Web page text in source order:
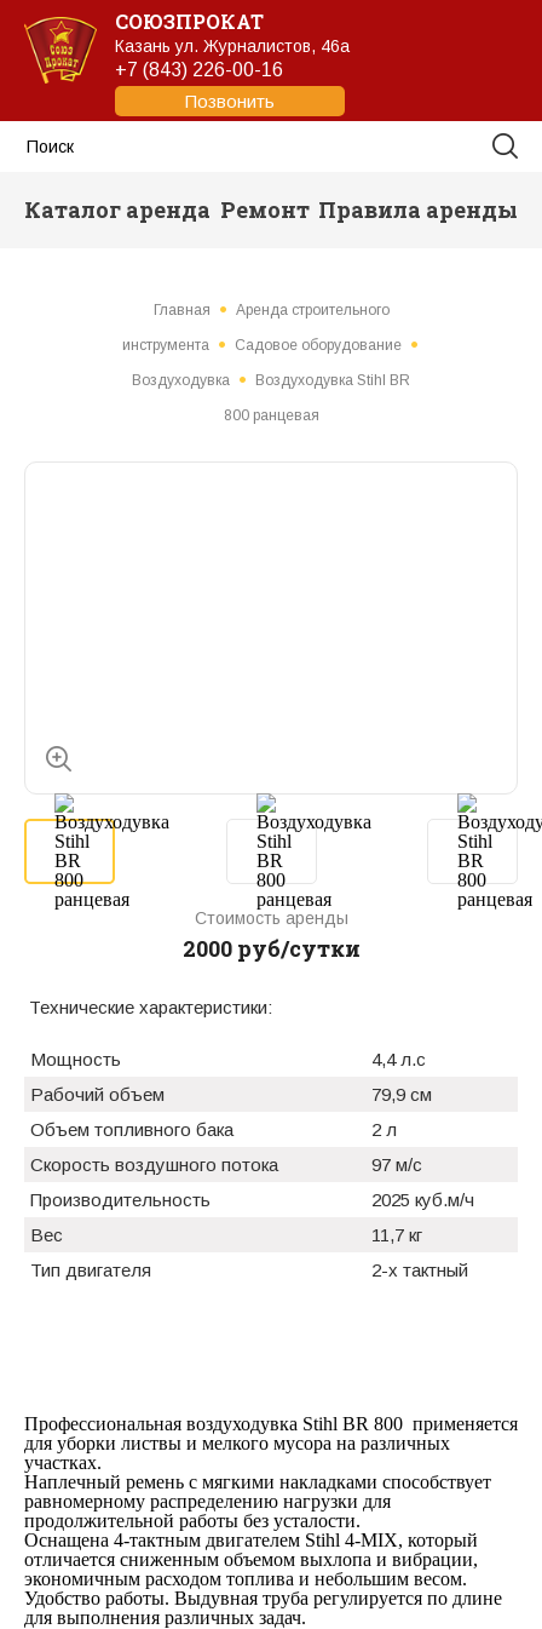
СОЮЗПРОКАТ
Казань ул. Журналистов, 46а
+7 (843) 226-00-16
Позвонить
Каталог аренда Ремонт Правила аренды
Главная Аренда строительного
инструмента Садовое оборудование
Воздуходувка Воздуходувка Stihl BR
800 ранцевая
Стоимость аренды
2000 руб/сутки
Технические характеристики:
Мощность
4,4 л.с
Рабочий объем
79,9 см
Объем топливного бака
2 л
Скорость воздушного потока
97 м/с
Производительность
2025 куб.м/ч
Вес
11,7 кг
Тип двигателя
2-х тактный
Профессиональная воздуходувка Stihl ВR 800 применяется
для уборки листвы и мелкого мусора на различных
участках.
Наплечный ремень с мягкими накладками способствует
равномерному распределению нагрузки для
продолжительной работы без усталости.
Оснащена 4-тактным двигателем Stihl 4-MIX, который
отличается сниженным объемом выхлопа и вибрации,
экономичным расходом топлива и небольшим весом.
Удобство работы. Выдувная труба регулируется по длине
для выполнения различных задач.